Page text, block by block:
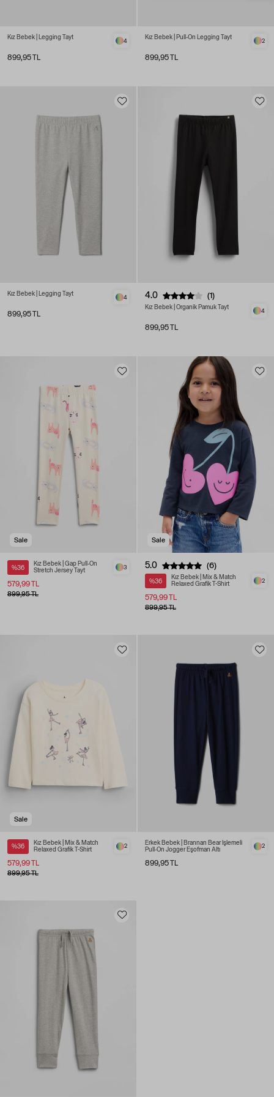
Kız Bebek | Legging Tayt
899,95 TL
4
Kız Bebek | Pull-On Legging Tayt
899,95 TL
2
Kız Bebek | Legging Tayt
899,95 TL
4 4.0 (1)
Kız Bebek | Organik Pamuk Tayt
899,95 TL
4
Sale
%36
Kız Bebek | Gap Pull-On
Stretch Jersey Tayt
579,99 TL
3
899,95 TL
Sale
5.0 (6)
%36
Kız Bebek | Mix & Match
Relaxed Grafik T-Shirt
579,99 TL
2
899,95 TL
Sale
%36
Kız Bebek | Mix & Match
Relaxed Grafik T-Shirt
579,99 TL
2
899,95 TL
Erkek Bebek | Brannan Bear İşlemeli
Pull-On Jogger Eşofman Altı
899,95 TL
2